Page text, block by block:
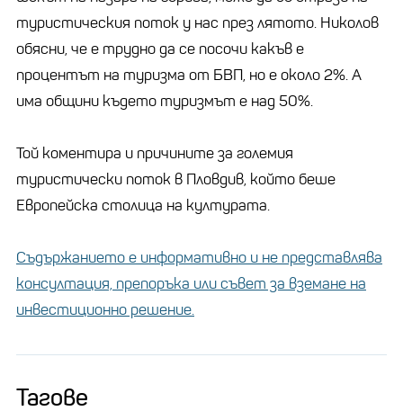
туристическия поток у нас през лятото. Николов
обясни, че е трудно да се посочи какъв е
процентът на туризма от БВП, но е около 2%. А
има общини където туризмът е над 50%.
Той коментира и причините за големия
туристически поток в Пловдив, който беше
Европейска столица на културата.
Съдържанието е информативно и не представлява
консултация, препоръка или съвет за вземане на
инвестиционно решение.
Тагове